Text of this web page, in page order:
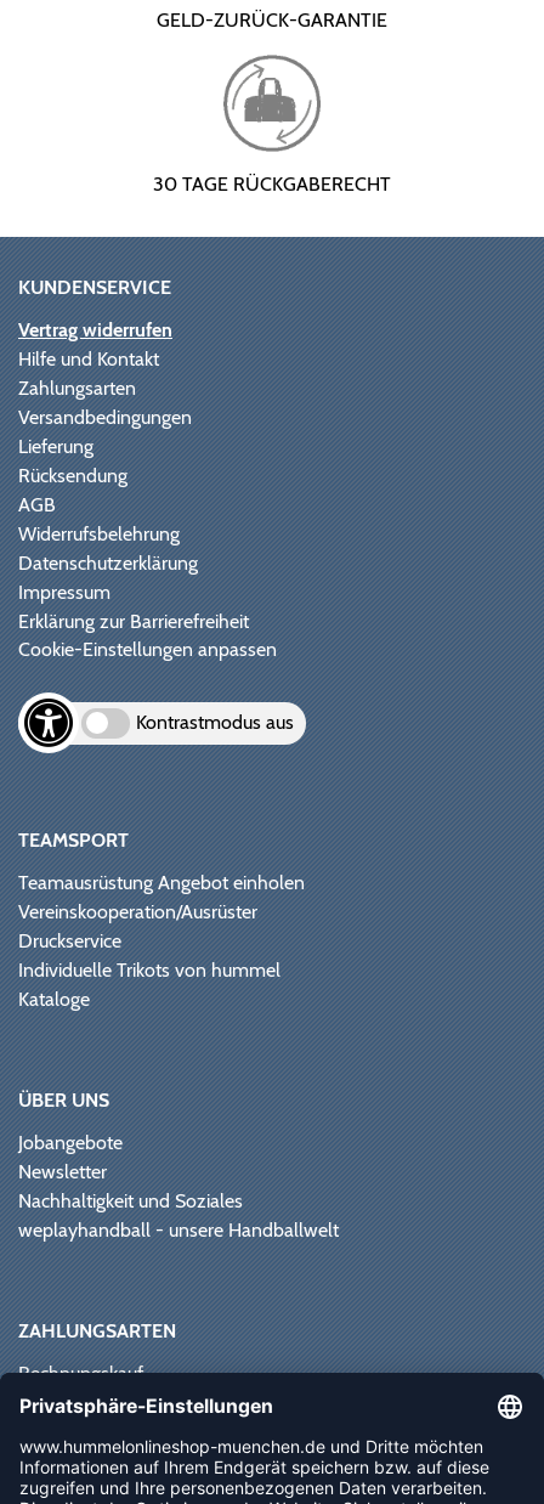
GELD-ZURÜCK-GARANTIE
30 TAGE RÜCKGABERECHT
KUNDENSERVICE
Vertrag widerrufen
Hilfe und Kontakt
Zahlungsarten
Versandbedingungen
Lieferung
Rücksendung
AGB
Widerrufsbelehrung
Datenschutzerklärung
Impressum
Erklärung zur Barrierefreiheit
Cookie-Einstellungen anpassen
Kontrastmodus aus
TEAMSPORT
Teamausrüstung Angebot einholen
Vereinskooperation/Ausrüster
Druckservice
Individuelle Trikots von hummel
Kataloge
ÜBER UNS
Jobangebote
Newsletter
Nachhaltigkeit und Soziales
weplayhandball - unsere Handballwelt
ZAHLUNGSARTEN
Rechnungskauf
Paypal
Vorkasse
Sofortüberweisung